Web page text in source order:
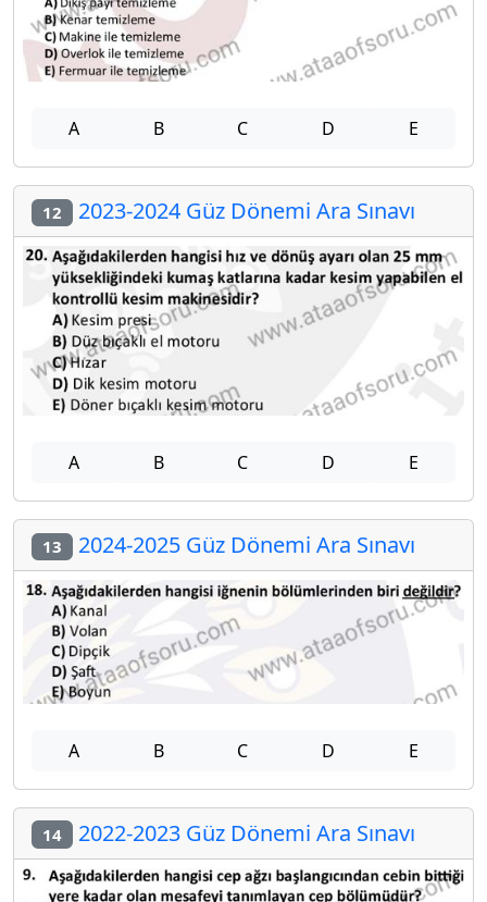
A B C D E
12 2023-2024 Güz Dönemi Ara Sınavı
A B C D E
13 2024-2025 Güz Dönemi Ara Sınavı
A B C D E
14 2022-2023 Güz Dönemi Ara Sınavı